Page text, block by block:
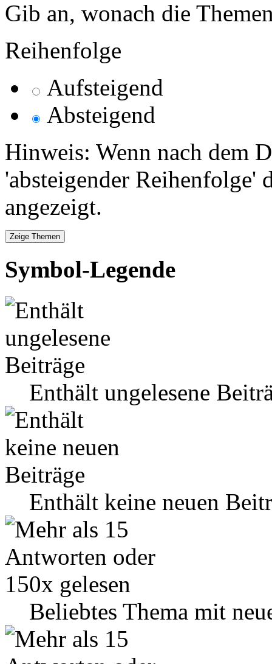
Gib an, wonach die
Reihenfolge
Aufsteigend
Absteigend
Hinweis: Wenn nach dem
'absteigender Reihenfolge'
angezeigt.
Symbol-Legende
Enthält ungelesene
Enthält keine neuen
Beliebtes Thema mit